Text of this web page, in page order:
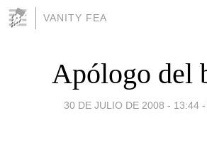
VANITY FEA
Apólogo del
30 DE JULIO DE 2008 - 13:44 -